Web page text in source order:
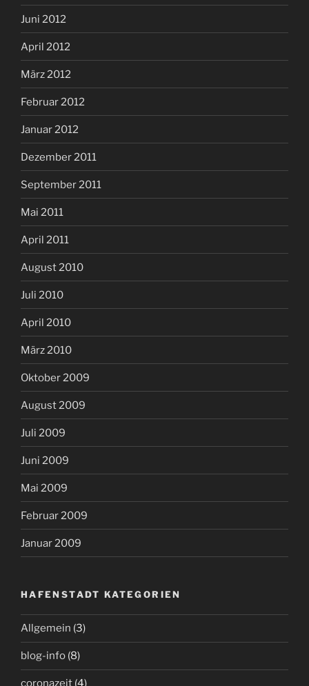
Juni 2012
April 2012
März 2012
Februar 2012
Januar 2012
Dezember 2011
September 2011
Mai 2011
April 2011
August 2010
Juli 2010
April 2010
März 2010
Oktober 2009
August 2009
Juli 2009
Juni 2009
Mai 2009
Februar 2009
Januar 2009
HAFENSTADT KATEGORIEN
Allgemein (3)
blog-info (8)
coronazeit (4)